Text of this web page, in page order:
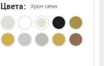
Цвета: Хром сатин